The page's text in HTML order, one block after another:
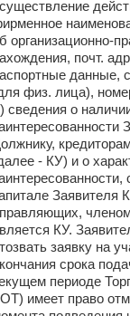
организационно-
почт.
данные,
физ. лица),
сведения о
- КУ) и о
КУ.
заявку на
срока
периоде
имеет право